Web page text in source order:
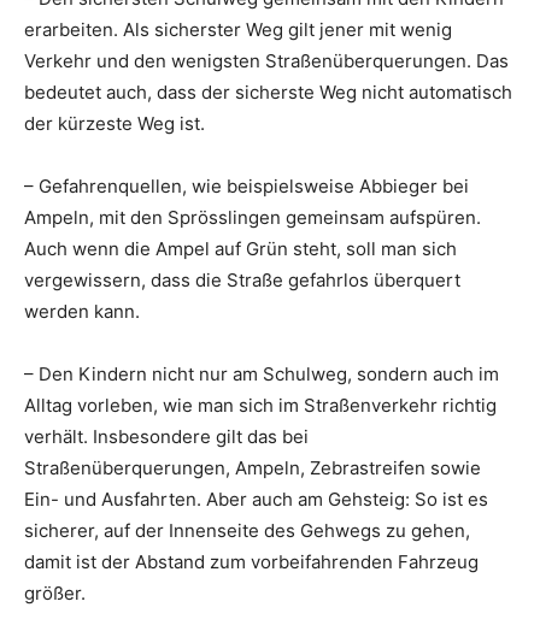
erarbeiten. Als sicherster Weg gilt jener mit wenig
Verkehr und den wenigsten Straßenüberquerungen. Das
bedeutet auch, dass der sicherste Weg nicht automatisch
der kürzeste Weg ist.
– Gefahrenquellen, wie beispielsweise Abbieger bei
Ampeln, mit den Sprösslingen gemeinsam aufspüren.
Auch wenn die Ampel auf Grün steht, soll man sich
vergewissern, dass die Straße gefahrlos überquert
werden kann.
– Den Kindern nicht nur am Schulweg, sondern auch im
Alltag vorleben, wie man sich im Straßenverkehr richtig
verhält. Insbesondere gilt das bei
Straßenüberquerungen, Ampeln, Zebrastreifen sowie
Ein- und Ausfahrten. Aber auch am Gehsteig: So ist es
sicherer, auf der Innenseite des Gehwegs zu gehen,
damit ist der Abstand zum vorbeifahrenden Fahrzeug
größer.